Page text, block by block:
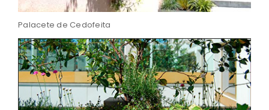
Palacete de Cedofeita